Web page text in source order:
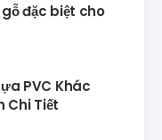
đặc biệt cho
PVC Khác
Chi Tiết